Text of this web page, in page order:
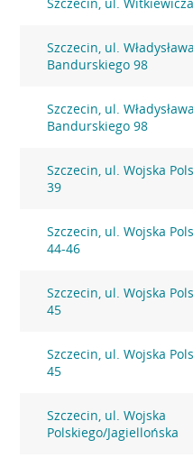
Szczecin, ul. Władysława
Bandurskiego 98
Szczecin, ul. Władysława
Bandurskiego 98
Szczecin, ul. Wojska
39
Szczecin, ul. Wojska
44-46
Szczecin, ul. Wojska
45
Szczecin, ul. Wojska
45
Szczecin, ul. Wojska
Polskiego/Jagiellońska